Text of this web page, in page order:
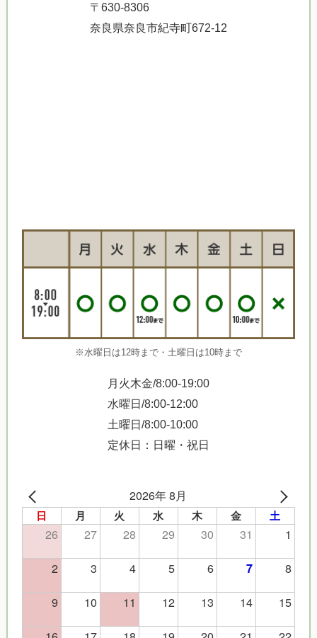
〒630-8306
奈良県奈良市紀寺町672-12
※水曜日は12時まで・土曜日は10時まで
月火木金/8:00-19:00
水曜日/8:00-12:00
土曜日/8:00-10:00
定休日：日曜・祝日
2026年 8月
日 月 火 水 木 金 土
26 27 28 29 30 31
1
2
3 4 5 6 7
8
9
10 11 12 13 14
15